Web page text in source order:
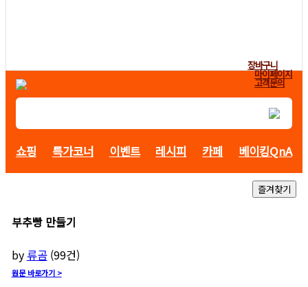
장바구니
마이페이지
고객문의
쇼핑 특가코너 이벤트 레시피 카페 베이킹QnA
부추빵 만들기
by류곰 (99건)
원문 바로가기 >